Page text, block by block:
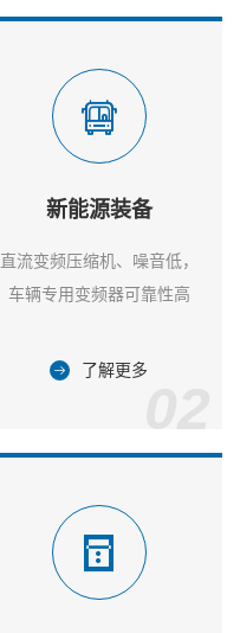
新能源装备
直流变频压缩机、噪音低，
车辆专用变频器可靠性高
了解更多